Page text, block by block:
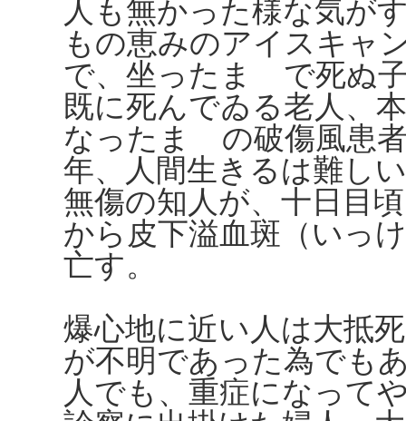
人も無かった様な気が
もの恵みのアイスキャ
で、坐ったまゝで死ぬ
既に死んでゐる老人、
なったまゝの破傷風患
年、人間生きるは難し
無傷の知人が、十日目
から皮下溢血斑（いっ
亡す。
爆心地に近い人は大抵
が不明であった為でも
人でも、重症になって